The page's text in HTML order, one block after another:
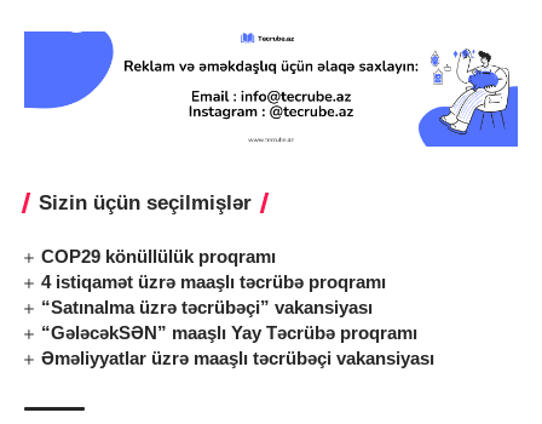
Sizin üçün seçilmişlər
COP29 könüllülük proqramı
4 istiqamət üzrə maaşlı təcrübə proqramı
“Satınalma üzrə təcrübəçi” vakansiyası
“GələcəkSƏN” maaşlı Yay Təcrübə proqramı
Əməliyyatlar üzrə maaşlı təcrübəçi vakansiyası